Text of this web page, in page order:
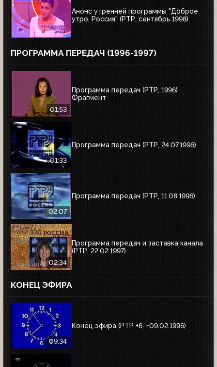
Анонс утренней программы "Доброе
утро, Россия" (РТР, сентябрь 1998)
ПРОГРАММА ПЕРЕДАЧ (1996-1997)
01:53
Программа передач (РТР, 1996)
Фрагмент
01:33
Программа передач (РТР, 24.07.1996)
02:07
Программа передач (РТР, 11.08.1996)
02:34
Программа передач и заставка канала
(РТР, 22.02.1997)
КОНЕЦ ЭФИРА
09:34
Конец эфира (РТР +6, ~09.02.1996)